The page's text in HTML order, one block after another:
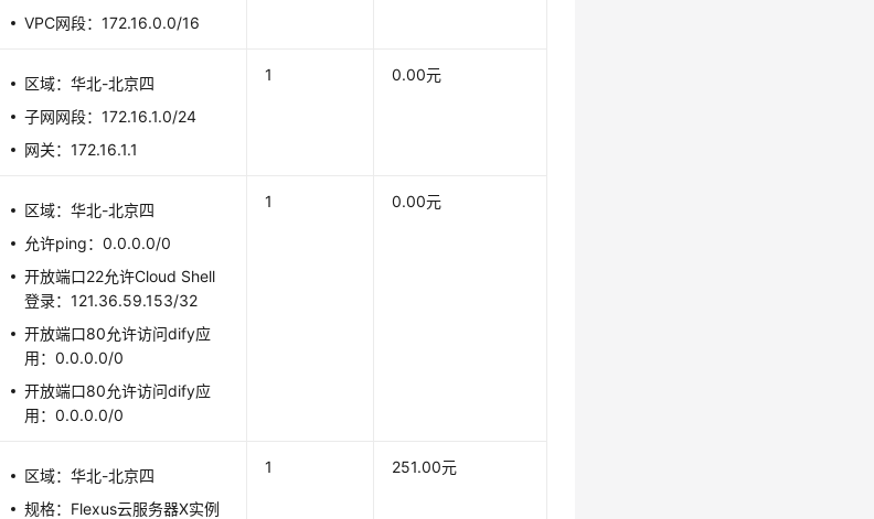
VPC网段：172.16.0.0/16
区域：华北-北京四
子网网段：172.16.1.0/24
网关：172.16.1.1
1 0.00元
区域：华北-北京四
允许ping：0.0.0.0/0
开放端口22允许Cloud Shell
登录：121.36.59.153/32
开放端口80允许访问dify应
用：0.0.0.0/0
开放端口80允许访问dify应
用：0.0.0.0/0
1 0.00元
区域：华北-北京四
规格：Flexus云服务器X实例
1 251.00元